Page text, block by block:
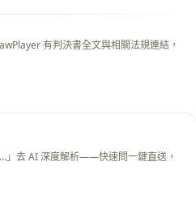
有判決書全文與相關法規連結，
」去 AI 深度解析——快速問一鍵直送，